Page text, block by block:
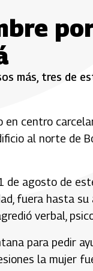
más, tres de
centro
al norte de
agosto de
fuera hasta
verbal,
para pedir
la mujer